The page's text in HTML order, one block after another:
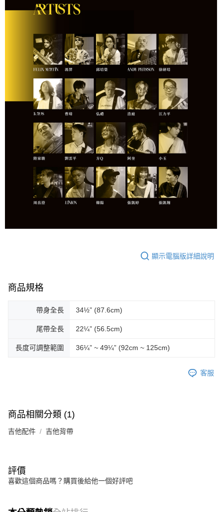
顯示電腦版詳細說明
商品規格
帶身全長 34½” (87.6cm)
尾帶全長 22¼” (56.5cm)
長度可調整範圍 36¼” ~ 49¼” (92cm ~ 125cm)
客服
商品相關分類 (1)
吉他配件 吉他背帶
評價
喜歡這個商品嗎？購買後給他一個好評吧